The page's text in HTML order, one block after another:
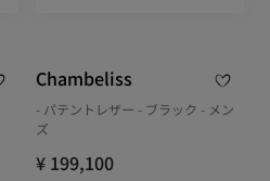
Chambeliss
- パテントレザー - ブラック - メン
ズ
¥ 199,100